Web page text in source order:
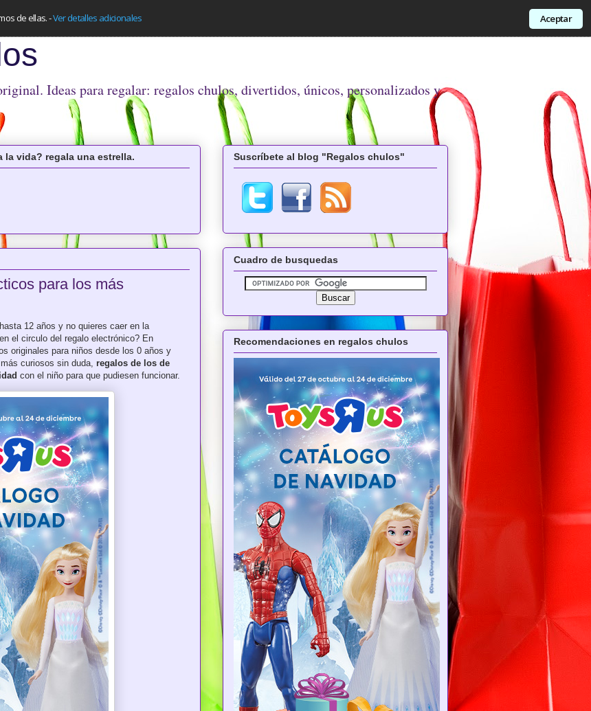
de ellas.-Ver detalles adicionales Aceptar
Ideas para regalar: regalos chulos, divertidos, únicos, personalizados y
vida? regala una estrella.
para los más
12 años y no quieres caer en la
el circulo del regalo electrónico? En
originales para niños desde los 0 años y
curiosos sin duda, regalos de los de
con el niño para que pudiesen funcionar.
Suscríbete al blog "Regalos chulos"
Cuadro de busquedas
Recomendaciones en regalos chulos